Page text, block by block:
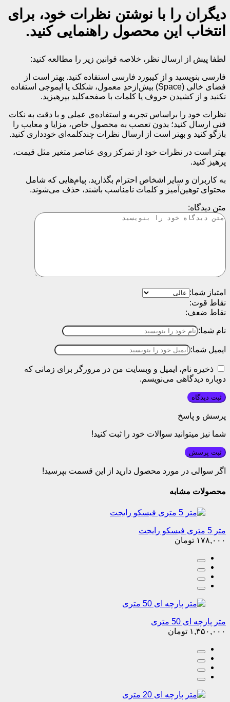
دیگران را با نوشتن نظرات خود، برای
انتخاب این محصول راهنمایی کنید.
لطفا پیش از ارسال نظر، خلاصه قوانین زیر را مطالعه کنید:
فارسی بنویسید و از کیبورد فارسی استفاده کنید. بهتر است از
فضای خالی (Space) بیش‌از‌حدِ معمول، شکلک یا ایموجی استفاده
نکنید و از کشیدن حروف یا کلمات با صفحه‌کلید بپرهیزید.
نظرات خود را براساس تجربه و استفاده‌ی عملی و با دقت به نکات
فنی ارسال کنید؛ بدون تعصب به محصول خاص، مزایا و معایب را
بازگو کنید و بهتر است از ارسال نظرات چندکلمه‌‌ای خودداری کنید.
بهتر است در نظرات خود از تمرکز روی عناصر متغیر مثل قیمت،
پرهیز کنید.
به کاربران و سایر اشخاص احترام بگذارید. پیام‌هایی که شامل
محتوای توهین‌آمیز و کلمات نامناسب باشند، حذف می‌شوند.
متن دیدگاه:
امتیاز شما:
نقاط قوت:
نقاط ضعف:
نام شما:
ایمیل شما:
ذخیره نام، ایمیل و وبسایت من در مرورگر برای زمانی که
دوباره دیدگاهی می‌نویسم.
پرسش و پاسخ
شما نیز میتوانید سوالات خود را ثبت کنید!
ثبت پرسش
اگر سوالی در مورد محصول دارید از این قسمت بپرسید!
محصولات مشابه
متر 5 متری فیسکو رایجت
۱۷۸,۰۰۰ تومان
متر پارچه ای 50 متری
۱,۳۵۰,۰۰۰ تومان